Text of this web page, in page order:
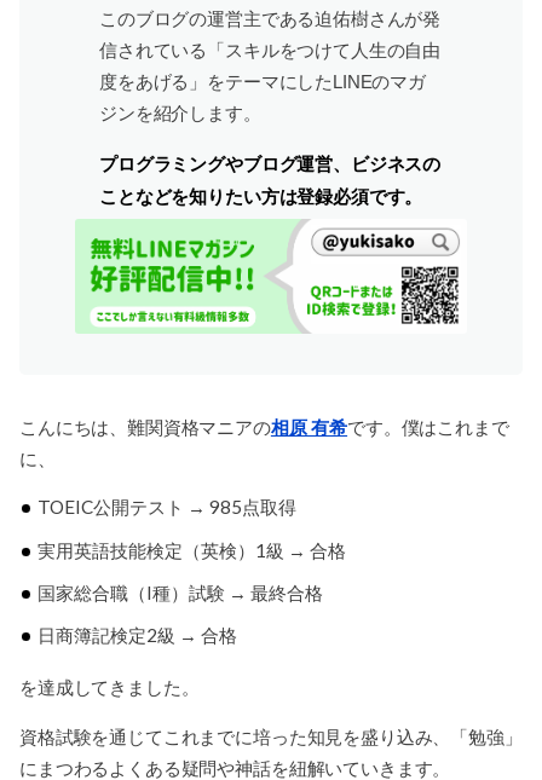
このブログの運営主である迫佑樹さんが発
信されている「スキルをつけて人生の自由
度をあげる」をテーマにしたLINEのマガ
ジンを紹介します。
プログラミングやブログ運営、ビジネスの
ことなどを知りたい方は登録必須です。
こんにちは、難関資格マニアの相原 有希です。僕はこれまで
に、
TOEIC公開テスト → 985点取得
実用英語技能検定（英検）1級 → 合格
国家総合職（I種）試験 → 最終合格
日商簿記検定2級 → 合格
を達成してきました。
資格試験を通じてこれまでに培った知見を盛り込み、「勉強」
にまつわるよくある疑問や神話を紐解いていきます。